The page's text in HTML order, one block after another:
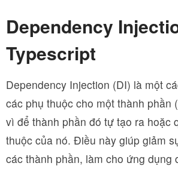
Dependency
Typescript
Dependency Injection (DI) là một
các phụ thuộc cho một thành phần
vì để thành phần đó tự tạo ra hoặc
thuộc của nó. Điều này giúp giảm
các thành phần, làm cho ứng dụng